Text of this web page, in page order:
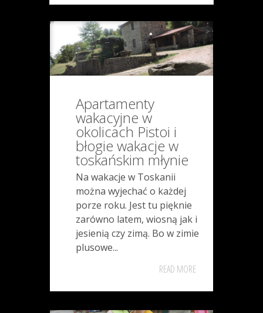
Apartamenty
wakacyjne w
okolicach Pistoi i
błogie wakacje w
toskańskim młynie
Na wakacje w Toskanii
można wyjechać o każdej
porze roku. Jest tu pięknie
zarówno latem, wiosną jak i
jesienią czy zimą. Bo w zimie
plusowe...
READ MORE